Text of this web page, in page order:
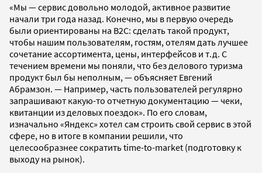
«Мы — сервис довольно молодой, активное развитие
начали три года назад. Конечно, мы в первую очередь
были ориентированы на B2C: сделать такой продукт,
чтобы нашим пользователям, гостям, отелям дать лучшее
сочетание ассортимента, цены, интерфейсов и т.д. С
течением времени мы поняли, что без делового туризма
продукт был бы неполным, — объясняет Евгений
Абрамзон. — Например, часть пользователей регулярно
запрашивают какую-то отчетную документацию — чеки,
квитанции из деловых поездок». По его словам,
изначально «Яндекс» хотел сам строить свой сервис в этой
сфере, но в итоге в компании решили, что
целесообразнее сократить time-to-market (подготовку к
выходу на рынок).